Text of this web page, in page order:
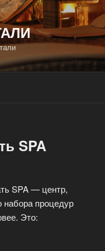
SPA
SPA — центр,
набора процедур
Это: